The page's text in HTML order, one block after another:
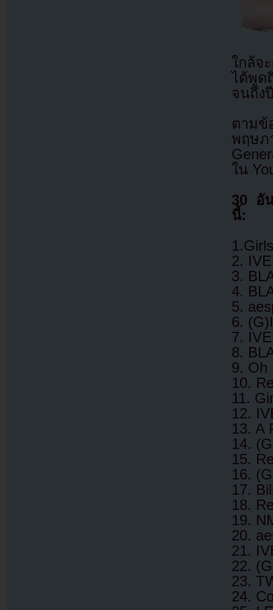
ใกล้จ
ได้พูด
จนถึง
ตาม
พฤษ
ใน
30 อั
นี้:
2.
3.
4.
5.
6.
7.
8.
9. Oh
10.
11.
12.
13. A
14.
15.
16.
17.
18.
19.
20.
21.
22.
23.
24.